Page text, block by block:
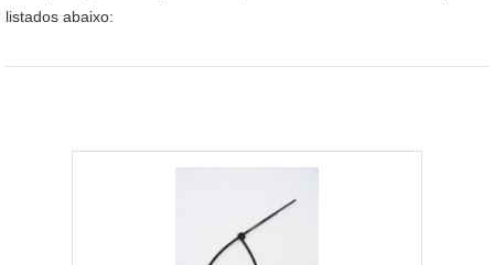
listados abaixo: